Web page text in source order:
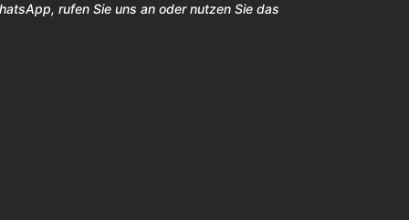
rufen Sie uns an oder nutzen Sie das